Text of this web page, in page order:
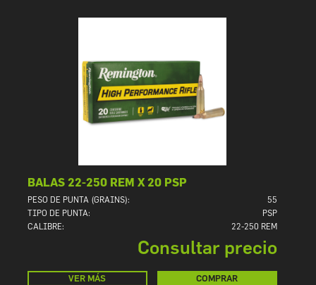
BALAS 22-250 REM X 20 PSP
PESO DE PUNTA (GRAINS):
55
TIPO DE PUNTA:
PSP
CALIBRE:
22-250 REM
Consultar precio
VER MÁS COMPRAR